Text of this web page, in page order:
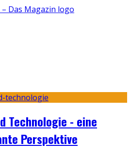
Technologie - eine
Perspektive